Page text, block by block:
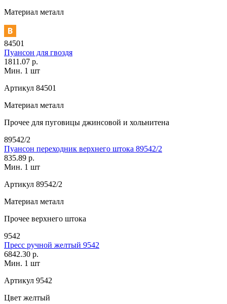
Материал металл
84501
Пуансон для гвоздя
1811.07 р.
Мин. 1 шт
Артикул 84501
Материал металл
Прочее для пуговицы джинсовой и хольнитена
89542/2
Пуансон переходник верхнего штока 89542/2
835.89 р.
Мин. 1 шт
Артикул 89542/2
Материал металл
Прочее верхнего штока
9542
Пресс ручной желтый 9542
6842.30 р.
Мин. 1 шт
Артикул 9542
Цвет желтый